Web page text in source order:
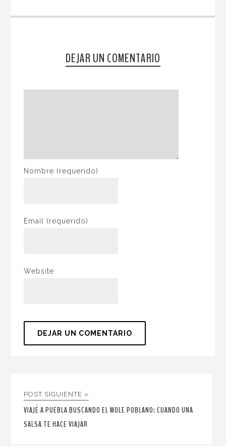
DEJAR UN COMENTARIO
Nombre (requerido)
Email (requerido)
Website
POST SIGUIENTE »
VIAJÉ A PUEBLA BUSCANDO EL MOLE POBLANO: CUANDO UNA
SALSA TE HACE VIAJAR